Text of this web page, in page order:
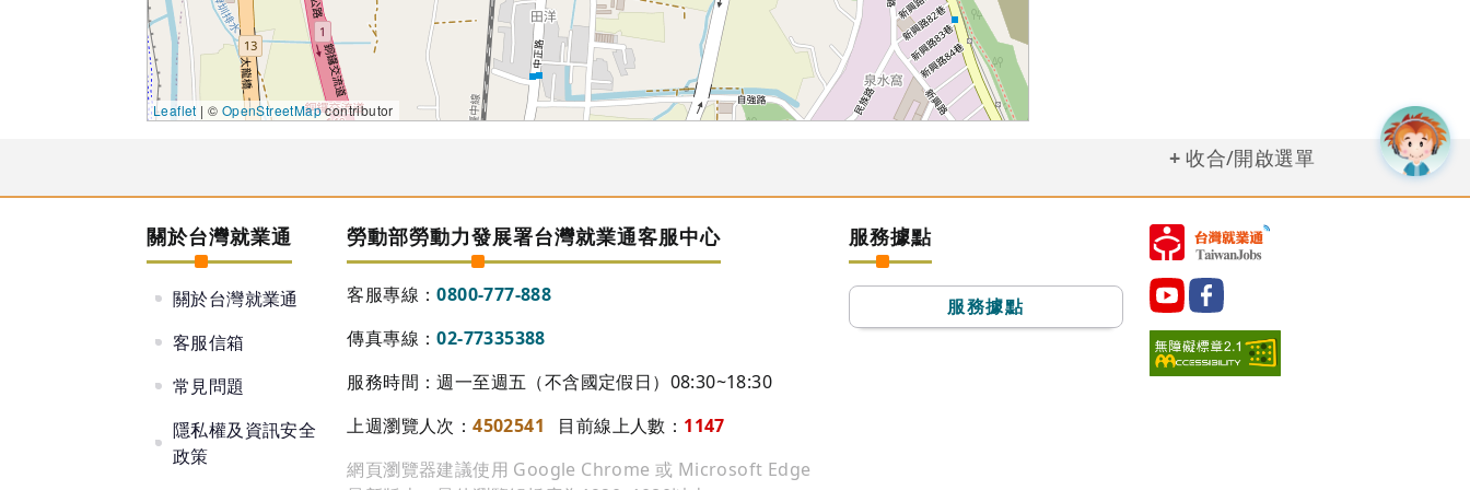
Leaflet | © OpenStreetMapcontributor
收合/開啟選單
關於台灣就業通
關於台灣就業通
客服信箱
常見問題
隱私權及資訊安全
政策
勞動部勞動力發展署台灣就業通客服中心
客服專線：0800-777-888
傳真專線：02-77335388
服務時間：週一至週五（不含國定假日）08:30~18:30
上週瀏覽人次：4502541 目前線上人數： 1147
網頁瀏覽器建議使用 Google Chrome 或 Microsoft Edge
72
服務據點
服務據點